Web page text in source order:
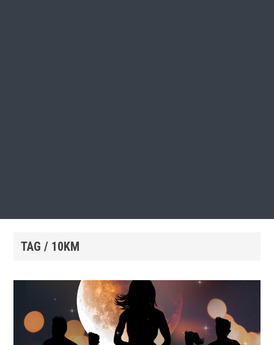
TAG / 10KM